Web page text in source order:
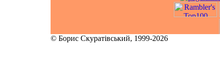
© Борис Скуратівський, 1999-2026